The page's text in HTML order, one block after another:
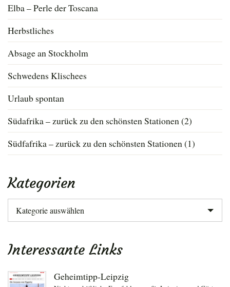
Elba – Perle der Toscana
Herbstliches
Absage an Stockholm
Schwedens Klischees
Urlaub spontan
Südafrika – zurück zu den schönsten Stationen (2)
Südfafrika – zurück zu den schönsten Stationen (1)
Kategorien
Kategorien
Interessante Links
Geheimtipp-Leipzig